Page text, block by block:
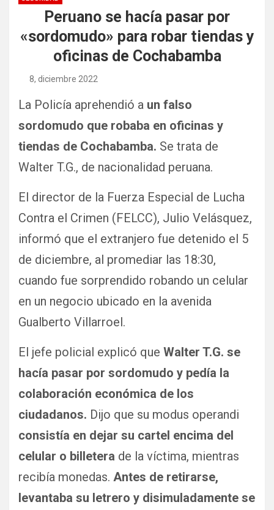
Peruano se hacía pasar por
«sordomudo» para robar tiendas y
oficinas de Cochabamba
8, diciembre 2022
La Policía aprehendió a un falso
sordomudo que robaba en oficinas y
tiendas de Cochabamba. Se trata de
Walter T.G., de nacionalidad peruana.
El director de la Fuerza Especial de Lucha
Contra el Crimen (FELCC), Julio Velásquez,
informó que el extranjero fue detenido el 5
de diciembre, al promediar las 18:30,
cuando fue sorprendido robando un celular
en un negocio ubicado en la avenida
Gualberto Villarroel.
El jefe policial explicó que Walter T.G. se
hacía pasar por sordomudo y pedía la
colaboración económica de los
ciudadanos. Dijo que su modus operandi
consistía en dejar su cartel encima del
celular o billetera de la víctima, mientras
recibía monedas. Antes de retirarse,
levantaba su letrero y disimuladamente se